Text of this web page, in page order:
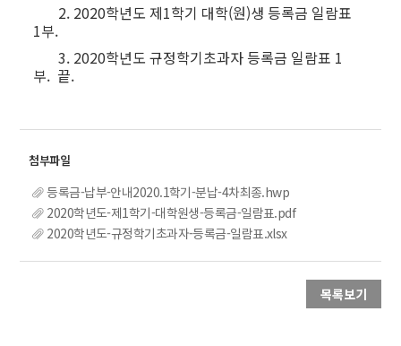
2. 2020학년도 제1학기 대학(원)생 등록금 일람표
1부.
3. 2020학년도 규정학기초과자 등록금 일람표 1
부. 끝.
등록금-납부-안내2020.1학기-분납-4차최종.hwp
2020학년도-제1학기-대학원생-등록금-일람표.pdf
2020학년도-규정학기초과자-등록금-일람표.xlsx
목록보기